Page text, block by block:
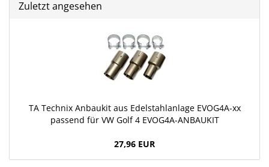
Zuletzt angesehen
TA Technix Anbaukit aus Edelstahlanlage EVOG4A-xx
passend für VW Golf 4 EVOG4A-ANBAUKIT
27,96 EUR